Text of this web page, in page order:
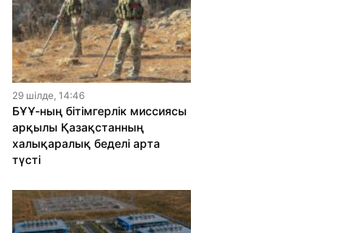
29 шiлде, 14:46
БҰҰ-ның бітімгерлік миссиясы
арқылы Қазақстанның
халықаралық беделі арта
түсті